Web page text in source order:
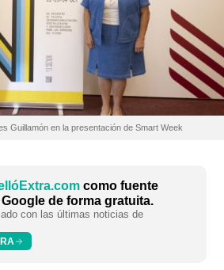
Guillamón en la presentación de Smart Week
como fuente
de forma gratuita.
con las últimas noticias de